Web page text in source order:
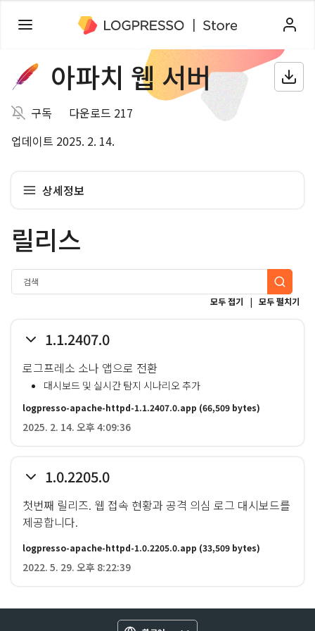
아파치 웹 서버
구독
다운로드 217
업데이트 2025. 2. 14.
상세정보
릴리스
모두 접기 | 모두 펼치기
1.1.2407.0
로그프레소 소나 앱으로 전환
대시보드 및 실시간 탐지 시나리오 추가
logpresso-apache-httpd-1.1.2407.0.app (66,509 bytes)
2025. 2. 14. 오후 4:09:36
1.0.2205.0
첫번째 릴리즈. 웹 접속 현황과 공격 의심 로그 대시보드를
제공합니다.
logpresso-apache-httpd-1.0.2205.0.app (33,509 bytes)
2022. 5. 29. 오후 8:22:39